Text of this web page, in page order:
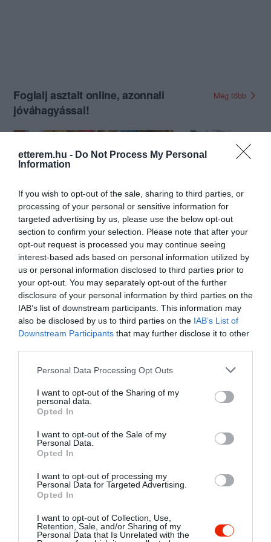
etterem.hu - Do Not Process My Personal
Information
If you wish to opt-out of the sale, sharing to third parties, or
processing of your personal or sensitive information for
targeted advertising by us, please use the below opt-out
section to confirm your selection. Please note that after your
opt-out request is processed you may continue seeing
interest-based ads based on personal information utilized by
us or personal information disclosed to third parties prior to
your opt-out. You may separately opt-out of the further
disclosure of your personal information by third parties on the
IAB’s list of downstream participants. This information may
also be disclosed by us to third parties on the IAB’s List of
Downstream Participants that may further disclose it to other
Please note that this website/app uses one or more Google
not limited to your visit or usage behaviour. You may click to
grant or deny consent to Google and its third-party tags to
use your data for below specified purposes in below Google
consent section.
Personal Data Processing Opt Outs
I want to opt-out of the Sharing of my
personal data.
Opted In
I want to opt-out of the Sale of my
Personal Data.
Opted In
I want to opt-out of processing my
Personal Data for Targeted Advertising.
Opted In
I want to opt-out of Collection, Use,
Retention, Sale, and/or Sharing of my
Personal Data that Is Unrelated with the
Foglalj asztalt online, azonnali
jóváhagyással!
Még több
Pastrami Étterem és Kávéház 3.5
Kávézó Étterem
MOST Kortárs
Étterem Kávézó